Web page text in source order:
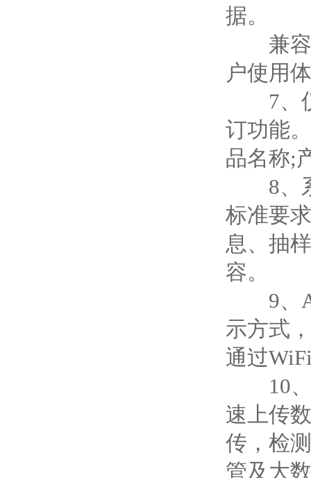
据。
兼容
户使用
7、仪
订功能
品名称;
8、系
标准要
息、抽
容。
9、A4
示方式
通过
10、
速上传
传，检
管及大